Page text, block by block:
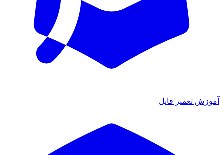
آموزش تعمیر فایل